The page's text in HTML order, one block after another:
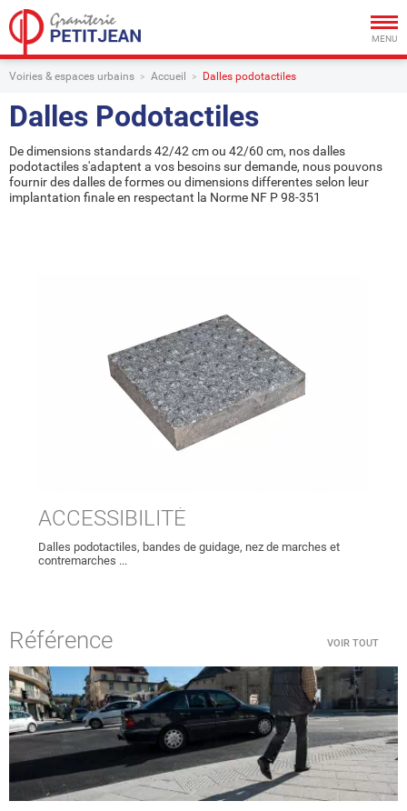
MENU
Voiries & espaces urbains Accueil Dalles podotactiles
Dalles Podotactiles
De dimensions standards 42/42 cm ou 42/60 cm, nos dalles
podotactiles s'adaptent a vos besoins sur demande, nous pouvons
fournir des dalles de formes ou dimensions differentes selon leur
implantation finale en respectant la Norme NF P 98-351
ACCESSIBILITÉ
Dalles podotactiles, bandes de guidage, nez de marches et
contremarches ...
VOIR TOUT
Référence